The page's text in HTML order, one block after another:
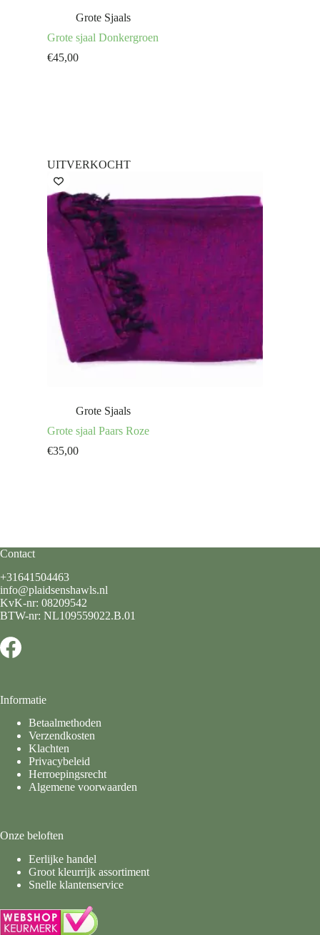
Grote Sjaals
Grote sjaal Donkergroen
€45,00
UITVERKOCHT
Grote Sjaals
Grote sjaal Paars Roze
€35,00
Contact
+31641504463
info@plaidsenshawls.nl
KvK-nr: 08209542
BTW-nr: NL109559022.B.01
Informatie
Betaalmethoden
Verzendkosten
Klachten
Privacybeleid
Herroepingsrecht
Algemene voorwaarden
Onze beloften
Eerlijke handel
Groot kleurrijk assortiment
Snelle klantenservice